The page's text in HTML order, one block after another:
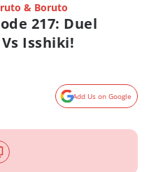
& Boruto
217: Duel
Isshiki!
Add Us on Google